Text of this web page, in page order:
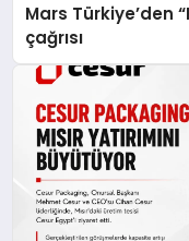
Mars Türkiye’den
çağrısı